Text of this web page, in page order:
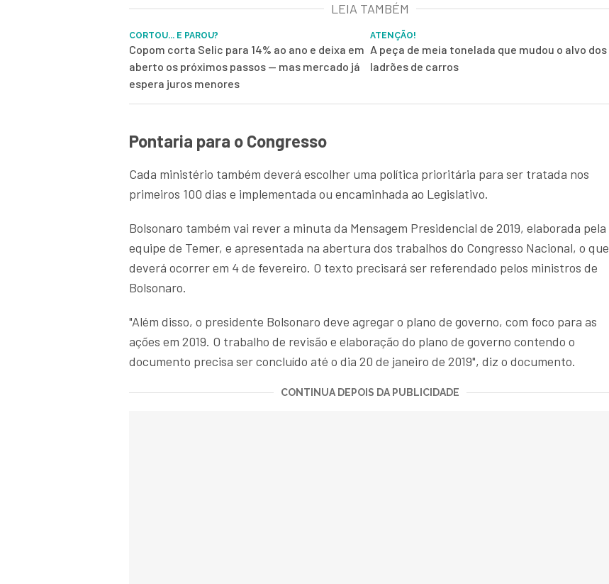
LEIA TAMBÉM
CORTOU... E PAROU?
Copom corta Selic para 14% ao ano e deixa em
aberto os próximos passos — mas mercado já
espera juros menores
ATENÇÃO!
A peça de meia tonelada que mudou o alvo dos
ladrões de carros
Pontaria para o Congresso
Cada ministério também deverá escolher uma política prioritária para ser tratada nos
primeiros 100 dias e implementada ou encaminhada ao Legislativo.
Bolsonaro também vai rever a minuta da Mensagem Presidencial de 2019, elaborada pela
equipe de Temer, e apresentada na abertura dos trabalhos do Congresso Nacional, o que
deverá ocorrer em 4 de fevereiro. O texto precisará ser referendado pelos ministros de
Bolsonaro.
"Além disso, o presidente Bolsonaro deve agregar o plano de governo, com foco para as
ações em 2019. O trabalho de revisão e elaboração do plano de governo contendo o
documento precisa ser concluído até o dia 20 de janeiro de 2019", diz o documento.
CONTINUA DEPOIS DA PUBLICIDADE